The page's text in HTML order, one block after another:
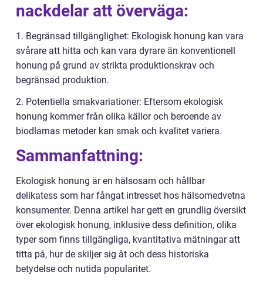
nackdelar att överväga:
1. Begränsad tillgänglighet: Ekologisk honung kan vara
svårare att hitta och kan vara dyrare än konventionell
honung på grund av strikta produktionskrav och
begränsad produktion.
2. Potentiella smakvariationer: Eftersom ekologisk
honung kommer från olika källor och beroende av
biodlarnas metoder kan smak och kvalitet variera.
Sammanfattning:
Ekologisk honung är en hälsosam och hållbar
delikatess som har fångat intresset hos hälsomedvetna
konsumenter. Denna artikel har gett en grundlig översikt
över ekologisk honung, inklusive dess definition, olika
typer som finns tillgängliga, kvantitativa mätningar att
titta på, hur de skiljer sig åt och dess historiska
betydelse och nutida popularitet.